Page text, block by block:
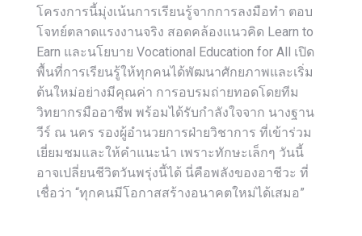
โครงการนี้มุ่งเน้นการเรียนรู้จากการลงมือทำ ตอบ
โจทย์ตลาดแรงงานจริง สอดคล้องแนวคิด Learn to
Earn และนโยบาย Vocational Education for All เปิด
พื้นที่การเรียนรู้ให้ทุกคนได้พัฒนาศักยภาพและเริ่ม
ต้นใหม่อย่างมีคุณค่า การอบรมถ่ายทอดโดยทีม
วิทยากรมืออาชีพ พร้อมได้รับกำลังใจจาก นางฐาน
วีร์ ณ นคร รองผู้อำนวยการฝ่ายวิชาการ ที่เข้าร่วม
เยี่ยมชมและให้คำแนะนำ เพราะทักษะเล็กๆ วันนี้
อาจเปลี่ยนชีวิตวันพรุ่งนี้ได้ นี่คือพลังของอาชีวะ ที่
เชื่อว่า “ทุกคนมีโอกาสสร้างอนาคตใหม่ได้เสมอ”